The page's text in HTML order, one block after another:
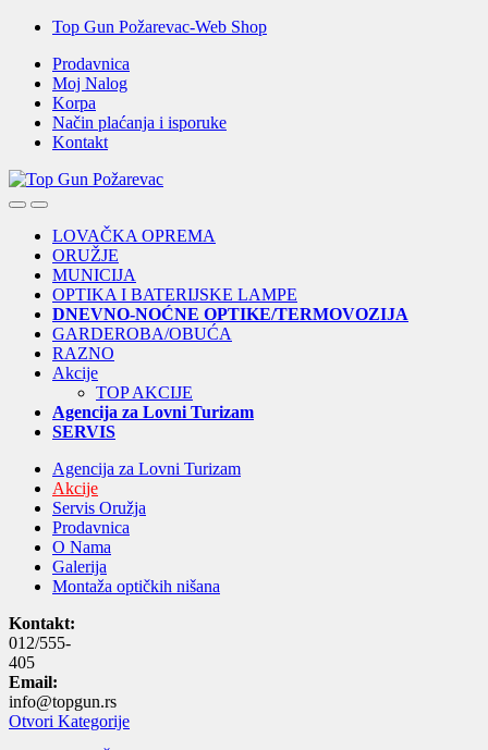
Skip
navigation
Skip
content
Top Gun Požarevac-Web Shop
Prodavnica
Moj Nalog
Korpa
Način plaćanja i isporuke
Kontakt
OpenClose
LOVAČKA OPREMA
ORUŽJE
MUNICIJA
OPTIKA I BATERIJSKE LAMPE
DNEVNO-NOĆNE OPTIKE/TERMOVOZIJA
GARDEROBA/OBUĆA
RAZNO
Akcije
TOP AKCIJE
Agencija za Lovni Turizam
SERVIS
Agencija za Lovni Turizam
Akcije
Servis Oružja
Prodavnica
O Nama
Galerija
Montaža optičkih nišana
Kontakt:
012/555-
405
Email:
info@topgun.rs
Otvori Kategorije